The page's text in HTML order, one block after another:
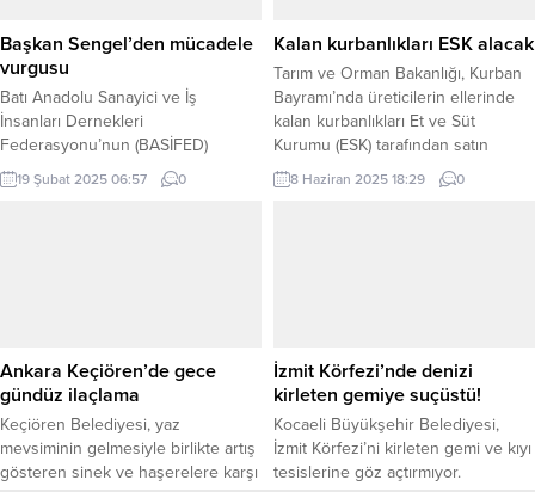
(İBB) gençlere kenti tanıtmak için
hayata geçirdiği Gezi İstanbul
projesi...
1993’te Sivas Madımak Oteli’nde
yakılarak katledilen 33 aydını,
sanatçıyı,...
Başkan Sengel’den mücadele
vurgusu
Batı Anadolu Sanayici ve İş
İnsanları Dernekleri
Federasyonu’nun (BASİFED)
düzenlediği İzmir Kadın ve İktisat
Kongresi “Güçlü kadınlarla güçlü
aldı. İZMİR (İGFA) – Kadın yönelik
şiddet, kadınların...
19 Şubat 2025 06:57 0
Kalan kurbanlıkları ESK alacak
Tarım ve Orman Bakanlığı, Kurban
Bayramı’nda üreticilerin ellerinde
kalan kurbanlıkları Et ve Süt
Kurumu (ESK) tarafından satın
alacağını, karantina dolayısıyla
pazarlara sevk edemeyenlerin de
Bayramı’nda üreticilere destek
için...
8 Haziran 2025 18:29 0
Ankara Keçiören’de gece
gündüz ilaçlama
Keçiören Belediyesi, yaz
mevsiminin gelmesiyle birlikte artış
gösteren sinek ve haşerelere karşı
İzmit Körfezi’nde denizi
kirleten gemiye suçüstü!
Kocaeli Büyükşehir Belediyesi,
İzmit Körfezi’ni kirleten gemi ve kıyı
tesislerine göz açtırmıyor.